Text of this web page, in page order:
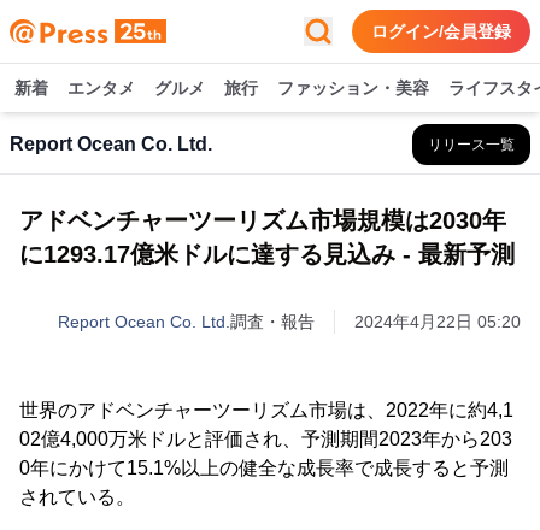
ログイン/会員登録
新着 エンタメ グルメ 旅行 ファッション・美容 ライフスタ
Report Ocean Co. Ltd. リリース一覧
アドベンチャーツーリズム市場規模は2030年
に1293.17億米ドルに達する見込み - 最新予測
Report Ocean Co. Ltd. 調査・報告 2024年4月22日 05:20
世界のアドベンチャーツーリズム市場は、2022年に約4,1
02億4,000万米ドルと評価され、予測期間2023年から203
0年にかけて15.1%以上の健全な成長率で成長すると予測
されている。